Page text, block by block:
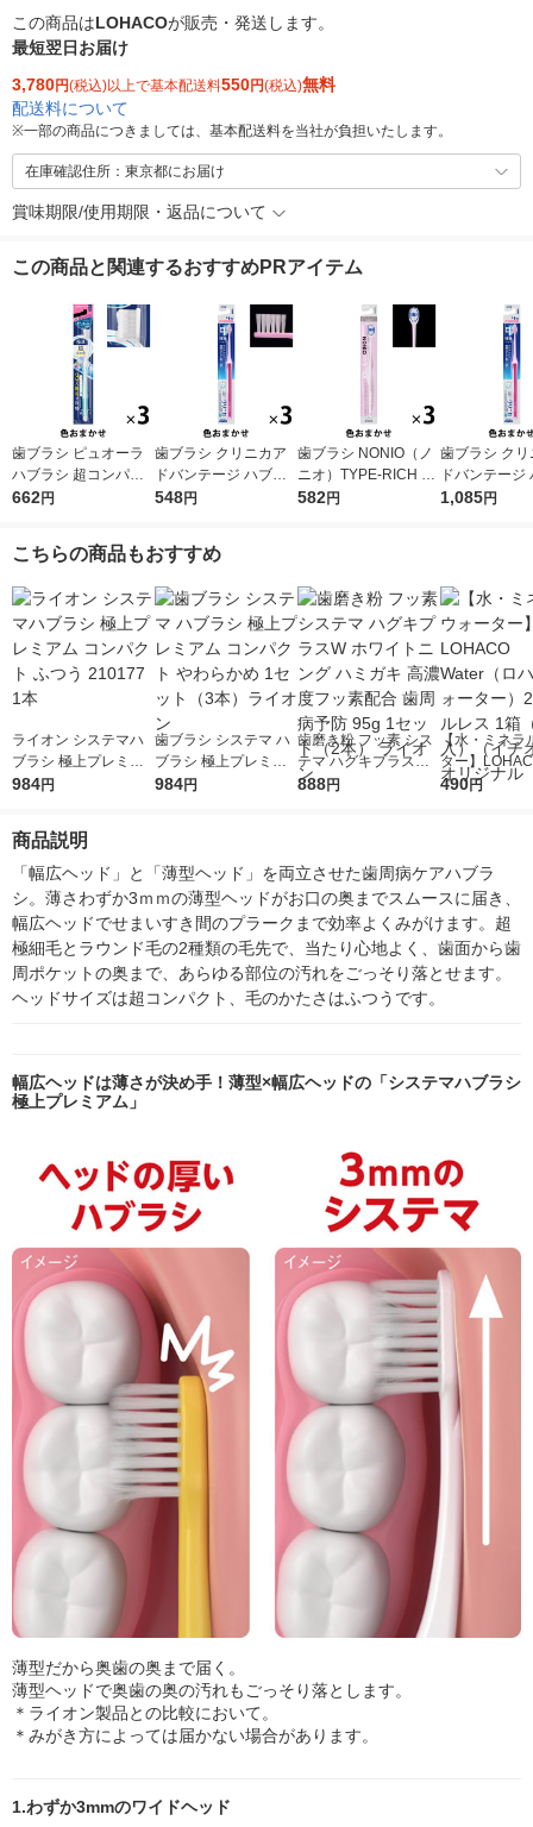
この商品はLOHACOが販売・発送します。
最短翌日お届け
3,780円(税込)以上で基本配送料550円(税込)無料
配送料について
※一部の商品につきましては、基本配送料を当社が負担いたします。
在庫確認住所：東京都にお届け
賞味期限/使用期限・返品について
この商品と関連するおすすめPRアイテム
歯ブラシ ピュオーラ
ハブラシ 超コンパク
ト ふつう 1セット（3
662円
歯ブラシ クリニカア
ドバンテージ ハブラ
シ 4列 超コンパクト
ライオン
548円
歯ブラシ NONIO（ノ
ニオ）TYPE-RICH ふ
つう 1セット（3本）
582円
歯ブラシ クリ
ドバンテージ
シ 4列 超コン
1,085円
こちらの商品もおすすめ
ライオン システマハ
ブラシ 極上プレミア
ム コンパクト ふつう
984円
歯ブラシ システマ ハ
ブラシ 極上プレミア
ム コンパクト やわら
984円
歯磨き粉 フッ素 シス
テマ ハグキプラスW
ホワイトニング ハミ
ン
888円
【水・ミネラ
ター】
r（ロハコウ
490円
商品説明
「幅広ヘッド」と「薄型ヘッド」を両立させた歯周病ケアハブラ
シ。薄さわずか3ｍｍの薄型ヘッドがお口の奥までスムースに届き、
幅広ヘッドでせまいすき間のプラークまで効率よくみがけます。超
極細毛とラウンド毛の2種類の毛先で、当たり心地よく、歯面から歯
周ポケットの奥まで、あらゆる部位の汚れをごっそり落とせます。
ヘッドサイズは超コンパクト、毛のかたさはふつうです。
幅広ヘッドは薄さが決め手！薄型×幅広ヘッドの「システマハブラシ
極上プレミアム」
薄型だから奥歯の奥まで届く。
薄型ヘッドで奥歯の奥の汚れもごっそり落とします。
＊ライオン製品との比較において。
＊みがき方によっては届かない場合があります。
1.わずか3mmのワイドヘッド